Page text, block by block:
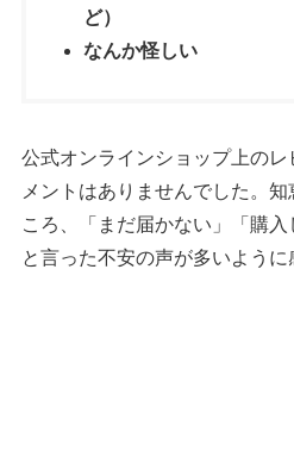
ど）
なんか怪しい
公式オンラインショップ上の
メントはありませんでした。
ころ、「まだ届かない」「購入
と言った不安の声が多いように